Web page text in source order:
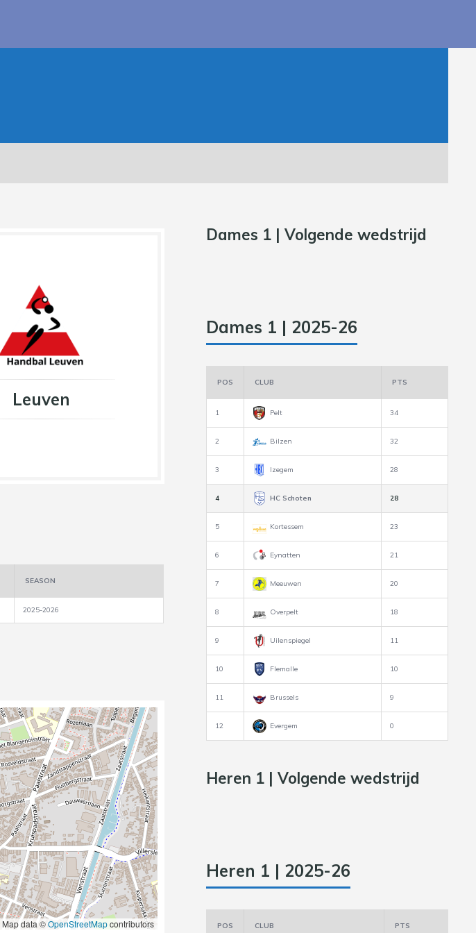
Leuven
SEASON
2025-2026
Map data ©OpenStreetMapcontributors
Dames 1 | Volgende wedstrijd
Dames 1 | 2025-26
POS CLUB PTS
1 Pelt 34
2 Bilzen 32
3 Izegem 28
4 HC Schoten 28
5 Kortessem 23
6 Eynatten 21
7 Meeuwen 20
8 Overpelt 18
9 Uilenspiegel 11
10 Flemalle 10
11 Brussels 9
12 Evergem 0
Heren 1 | Volgende wedstrijd
Heren 1 | 2025-26
POS CLUB PTS